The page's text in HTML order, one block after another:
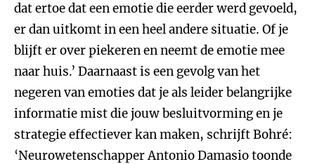
dat ertoe dat een emotie die eerder werd gevoeld,
er dan uitkomt in een heel andere situatie. Of je
blijft er over piekeren en neemt de emotie mee
naar huis.’ Daarnaast is een gevolg van het
negeren van emoties dat je als leider belangrijke
informatie mist die jouw besluitvorming en je
strategie effectiever kan maken, schrijft Bohré:
‘Neurowetenschapper Antonio Damasio toonde